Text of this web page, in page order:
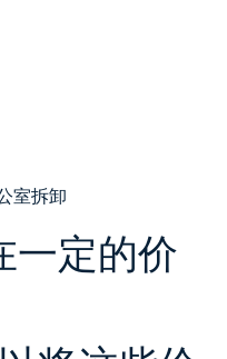
室拆卸
一定的价